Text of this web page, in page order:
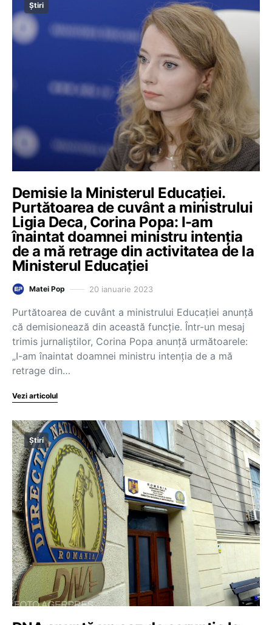
Știri
Demisie la Ministerul Educației.
Purtătoarea de cuvânt a ministrului
Ligia Deca, Corina Popa: I-am
înaintat doamnei ministru intenția
de a mă retrage din activitatea de la
Ministerul Educației
Matei Pop 20 ianuarie 2023
Purtătoarea de cuvânt a ministrului Educației anunță
că demisionează din această funcție. Într-un mesaj
trimis jurnaliștilor, Corina Popa anunță următoarele:
„I-am înaintat doamnei ministru intenția de a mă
retrage din…
Vezi articolul
Știri